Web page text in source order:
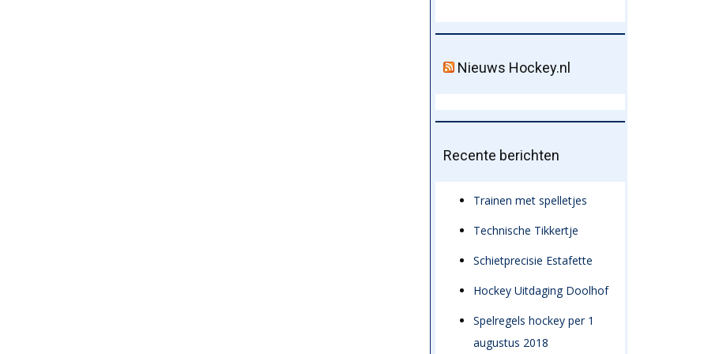
Nieuws Hockey.nl
Recente berichten
Trainen met spelletjes
Technische Tikkertje
Schietprecisie Estafette
Hockey Uitdaging Doolhof
Spelregels hockey per 1
augustus 2018